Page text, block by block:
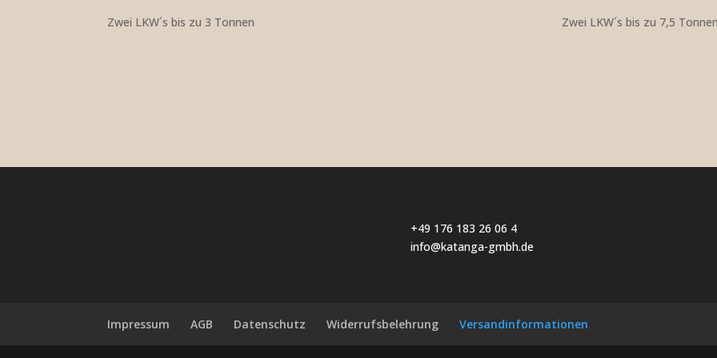
Zwei LKW´s bis zu 3 Tonnen Zwei LKW´s bis zu 7,5
+49 176 183 26 06 4
info@katanga-gmbh.de
Impressum AGB Datenschutz Widerrufsbelehrung Versandinformationen